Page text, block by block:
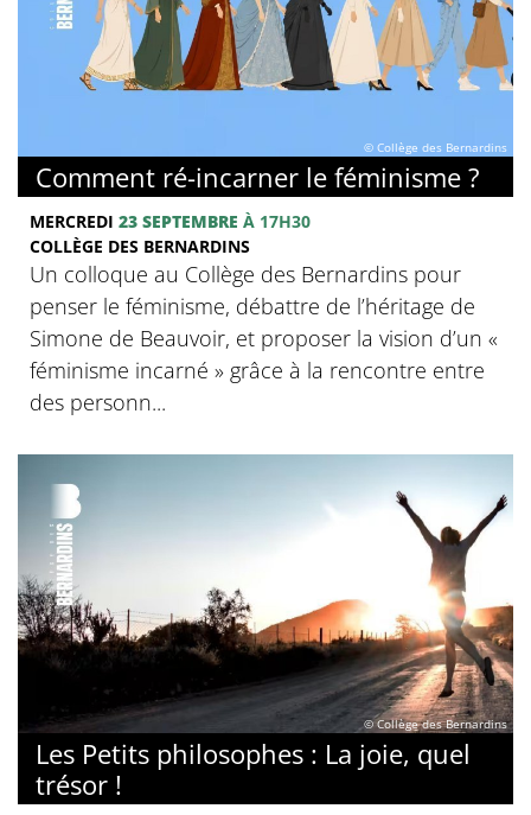
© Collège des Bernardins
Comment ré-incarner le féminisme ?
MERCREDI 23 SEPTEMBRE À 17H30
COLLÈGE DES BERNARDINS
Un colloque au Collège des Bernardins pour
penser le féminisme, débattre de l’héritage de
Simone de Beauvoir, et proposer la vision d’un «
féminisme incarné » grâce à la rencontre entre
des personn...
© Collège des Bernardins
Les Petits philosophes : La joie, quel
trésor !